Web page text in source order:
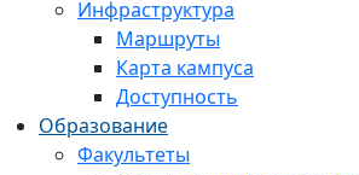
Инфраструктура
Маршруты
Карта кампуса
Доступность
Образование
Факультеты